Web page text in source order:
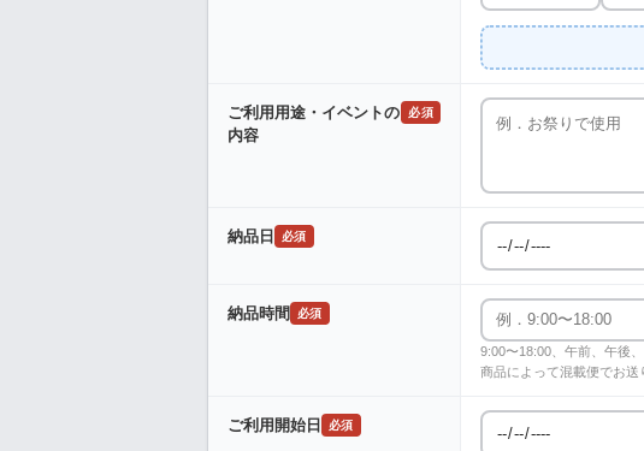
ご利用用途・イベントの
内容
必須
納品日 必須
納品時間 必須
9:00〜18:00、午前、午後
商品によって混載便でお
ご利用開始日 必須